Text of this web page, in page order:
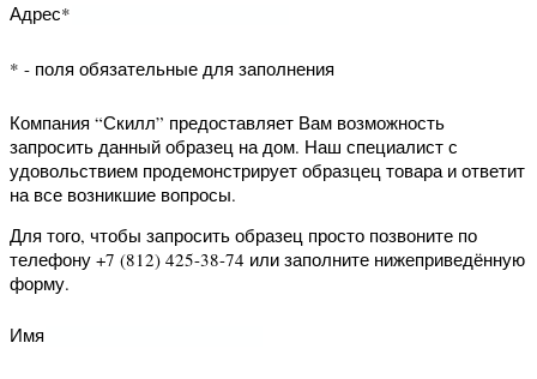
нижеприведённую форму.
Телефон*
Адрес*
* - поля обязательные для заполнения